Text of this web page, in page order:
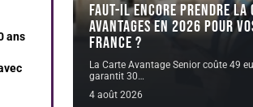
ans
Faut-il encore prendre la
avantages en 2026 pour
France ?
La Carte Avantage Senior coûte 49
garantit 30…
4 août 2026